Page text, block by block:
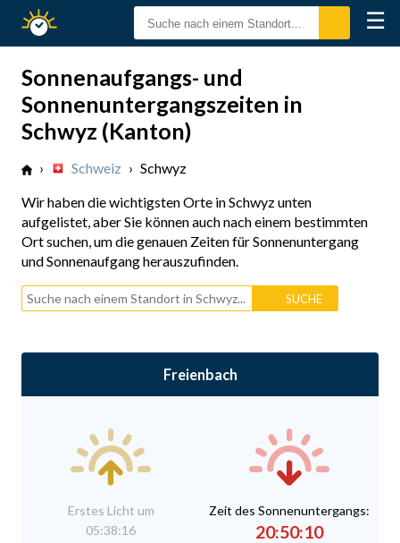
Sonnenzeiten ☰
Sonnenaufgangs- und
Sonnenuntergangszeiten in
Schwyz (Kanton)
› Schweiz › Schwyz
Wir haben die wichtigsten Orte in Schwyz unten
aufgelistet, aber Sie können auch nach einem bestimmten
Ort suchen, um die genauen Zeiten für Sonnenuntergang
und Sonnenaufgang herauszufinden.
Freienbach
Erstes Licht um
05:38:16
Zeit des Sonnenuntergangs:
20:50:10